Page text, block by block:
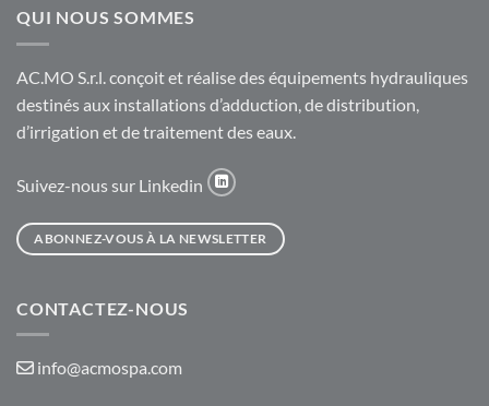
QUI NOUS SOMMES
AC.MO S.r.l. conçoit et réalise des équipements hydrauliques
destinés aux installations d’adduction, de distribution,
d’irrigation et de traitement des eaux.
Suivez-nous sur Linkedin
ABONNEZ-VOUS À LA NEWSLETTER
CONTACTEZ-NOUS
info@acmospa.com